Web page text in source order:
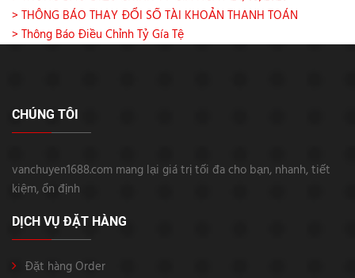
> THÔNG BÁO THAY ĐỔI SỐ TÀI KHOẢN THANH TOÁN
> Thông Báo Điều Chỉnh Tỷ Gía Tệ
CHÚNG TÔI
vanchuyen1688.com mang lại giá trị tối đa cho bạn, nhanh, tiết
kiệm, ổn định
DỊCH VỤ ĐẶT HÀNG
Đặt hàng Order